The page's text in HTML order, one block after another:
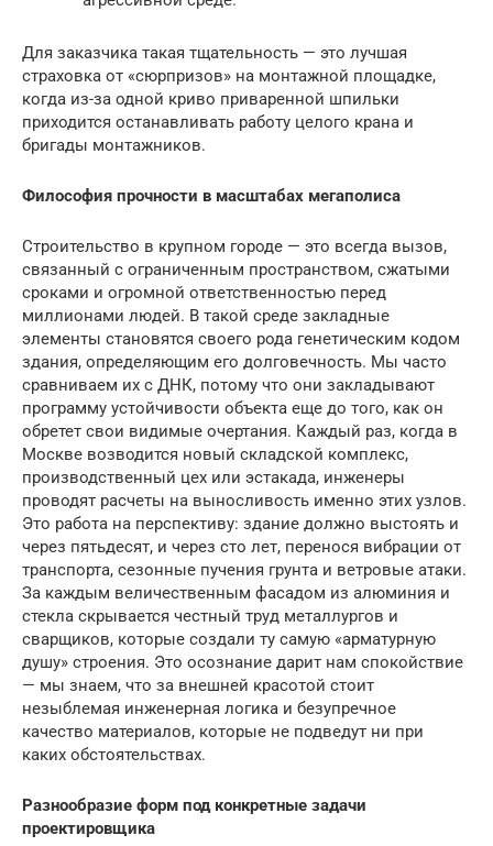
Для заказчика такая тщательность — это лучшая
страховка от «сюрпризов» на монтажной площадке,
когда из-за одной криво приваренной шпильки
приходится останавливать работу целого крана и
бригады монтажников.
Философия прочности в масштабах мегаполиса
Строительство в крупном городе — это всегда вызов,
связанный с ограниченным пространством, сжатыми
сроками и огромной ответственностью перед
миллионами людей. В такой среде закладные
элементы становятся своего рода генетическим кодом
здания, определяющим его долговечность. Мы часто
сравниваем их с ДНК, потому что они закладывают
программу устойчивости объекта еще до того, как он
обретет свои видимые очертания. Каждый раз, когда в
Москве возводится новый складской комплекс,
производственный цех или эстакада, инженеры
проводят расчеты на выносливость именно этих узлов.
Это работа на перспективу: здание должно выстоять и
через пятьдесят, и через сто лет, перенося вибрации от
транспорта, сезонные пучения грунта и ветровые атаки.
За каждым величественным фасадом из алюминия и
стекла скрывается честный труд металлургов и
сварщиков, которые создали ту самую «арматурную
душу» строения. Это осознание дарит нам спокойствие
— мы знаем, что за внешней красотой стоит
незыблемая инженерная логика и безупречное
качество материалов, которые не подведут ни при
каких обстоятельствах.
Разнообразие форм под конкретные задачи
проектировщика